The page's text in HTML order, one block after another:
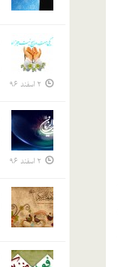
2 اسفند 96
2 اسفند 96